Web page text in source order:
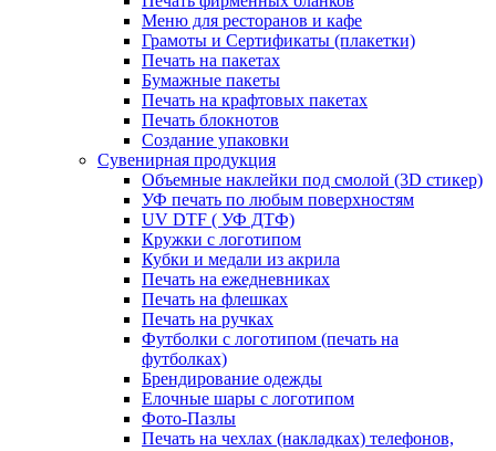
Меню для ресторанов и кафе
Грамоты и Сертификаты (плакетки)
Печать на пакетах
Бумажные пакеты
Печать на крафтовых пакетах
Печать блокнотов
Создание упаковки
Сувенирная продукция
Объемные наклейки под смолой (3D стикер)
УФ печать по любым поверхностям
UV DTF ( УФ ДТФ)
Кружки с логотипом
Кубки и медали из акрила
Печать на ежедневниках
Печать на флешках
Печать на ручках
Футболки с логотипом (печать на
футболках)
Брендирование одежды
Елочные шары с логотипом
Фото-Пазлы
Печать на чехлах (накладках) телефонов,